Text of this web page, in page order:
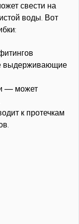
свести на
воды. Вот
выдерживающие
— может
к протечкам